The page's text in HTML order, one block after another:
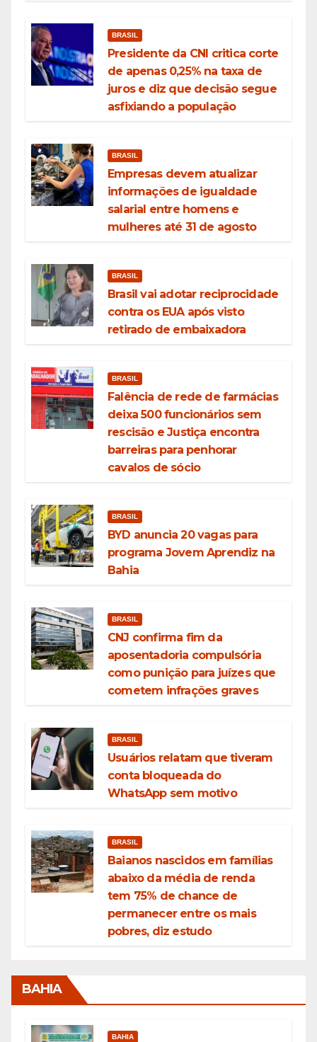
BRASIL
Presidente da CNI critica corte
de apenas 0,25% na taxa de
juros e diz que decisão segue
asfixiando a população
BRASIL
Empresas devem atualizar
informações de igualdade
salarial entre homens e
mulheres até 31 de agosto
BRASIL
Brasil vai adotar reciprocidade
contra os EUA após visto
retirado de embaixadora
BRASIL
Falência de rede de farmácias
deixa 500 funcionários sem
rescisão e Justiça encontra
barreiras para penhorar
cavalos de sócio
BRASIL
BYD anuncia 20 vagas para
programa Jovem Aprendiz na
Bahia
BRASIL
CNJ confirma fim da
aposentadoria compulsória
como punição para juízes que
cometem infrações graves
BRASIL
Usuários relatam que tiveram
conta bloqueada do
WhatsApp sem motivo
BRASIL
Baianos nascidos em famílias
abaixo da média de renda
tem 75% de chance de
permanecer entre os mais
pobres, diz estudo
BAHIA
BAHIA